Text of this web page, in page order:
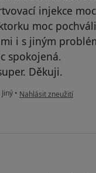
injekce
moc
i s jiným
spokojená.
Děkuji.
Jiný • podle názoru uživatele
Nahlásit zneužití